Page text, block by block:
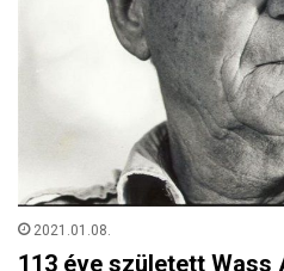
2021.01.08.
113 éve született Wass